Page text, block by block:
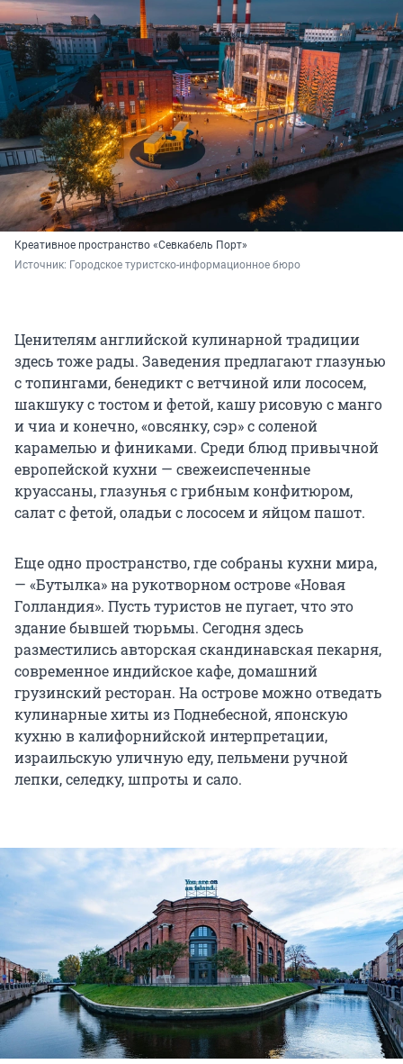
Креативное пространство «Севкабель Порт»
Источник: Городское туристско-информационное бюро
Ценителям английской кулинарной традиции
здесь тоже рады. Заведения предлагают глазунью
с топингами, бенедикт с ветчиной или лососем,
шакшуку с тостом и фетой, кашу рисовую с манго
и чиа и конечно, «овсянку, сэр» с соленой
карамелью и финиками. Среди блюд привычной
европейской кухни — свежеиспеченные
круассаны, глазунья с грибным конфитюром,
салат с фетой, оладьи с лососем и яйцом пашот.
Еще одно пространство, где собраны кухни мира,
— «Бутылка» на рукотворном острове «Новая
Голландия». Пусть туристов не пугает, что это
здание бывшей тюрьмы. Сегодня здесь
разместились авторская скандинавская пекарня,
современное индийское кафе, домашний
грузинский ресторан. На острове можно отведать
кулинарные хиты из Поднебесной, японскую
кухню в калифорнийской интерпретации,
израильскую уличную еду, пельмени ручной
лепки, селедку, шпроты и сало.